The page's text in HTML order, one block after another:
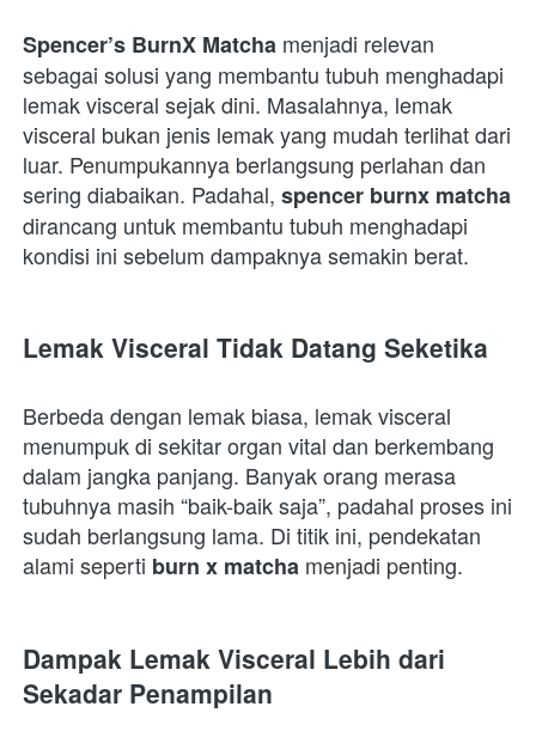
Spencer’s BurnX Matcha menjadi relevan
sebagai solusi yang membantu tubuh menghadapi
lemak visceral sejak dini. Masalahnya, lemak
visceral bukan jenis lemak yang mudah terlihat dari
luar. Penumpukannya berlangsung perlahan dan
sering diabaikan. Padahal, spencer burnx matcha
dirancang untuk membantu tubuh menghadapi
kondisi ini sebelum dampaknya semakin berat.
Lemak Visceral Tidak Datang Seketika
Berbeda dengan lemak biasa, lemak visceral
menumpuk di sekitar organ vital dan berkembang
dalam jangka panjang. Banyak orang merasa
tubuhnya masih “baik-baik saja”, padahal proses ini
sudah berlangsung lama. Di titik ini, pendekatan
alami seperti burn x matcha menjadi penting.
Dampak Lemak Visceral Lebih dari
Sekadar Penampilan